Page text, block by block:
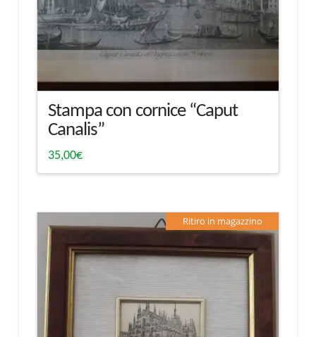
Stampa con cornice “Caput
Canalis”
35,00€
Ritiro in magazzino